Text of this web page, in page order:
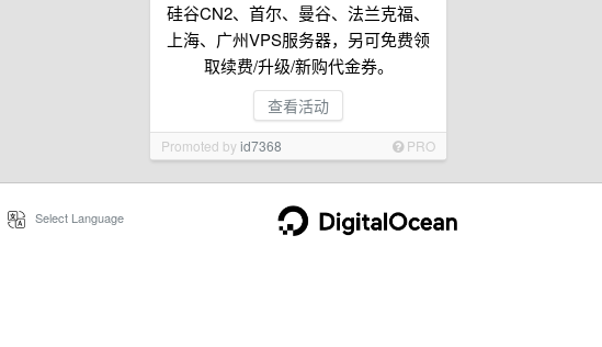
硅谷CN2、首尔、曼谷、法兰克福、
上海、广州VPS服务器，另可免费领
取续费/升级/新购代金券。
查看活动
Promoted byid7368 PRO
Select Language